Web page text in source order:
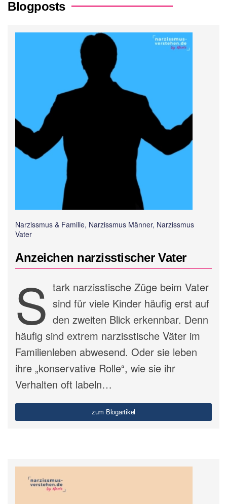
Blogposts
Narzissmus & Familie, Narzissmus Männer, Narzissmus
Vater
Anzeichen narzisstischer Vater
S tark narzisstische Züge beim Vater
sind für viele Kinder häufig erst auf
den zweiten Blick erkennbar. Denn
häufig sind extrem narzisstische Väter im
Familienleben abwesend. Oder sie leben
ihre „konservative Rolle“, wie sie ihr
Verhalten oft labeln…
zum Blogartikel